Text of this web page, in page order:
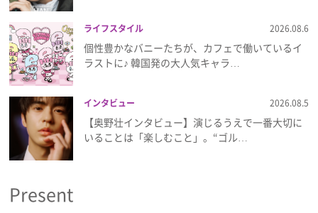
ライフスタイル 2026.08.6
個性豊かなバニーたちが、カフェで働いているイ
ラストに♪ 韓国発の大人気キャラ…
インタビュー 2026.08.5
【奥野壮インタビュー】演じるうえで一番大切に
いることは「楽しむこと」。“ゴル…
Present